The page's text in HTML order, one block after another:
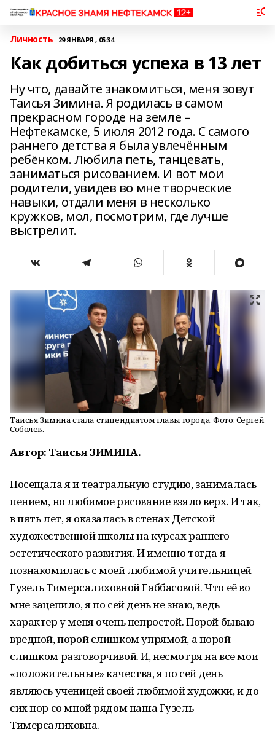
Личность 29 ЯНВАРЯ , 05:34
Как добиться успеха в 13 лет
Ну что, давайте знакомиться, меня зовут
Таисья Зимина. Я родилась в самом
прекрасном городе на земле –
Нефтекамске, 5 июля 2012 года. С самого
раннего детства я была увлечённым
ребёнком. Любила петь, танцевать,
заниматься рисованием. И вот мои
родители, увидев во мне творческие
навыки, отдали меня в несколько
кружков, мол, посмотрим, где лучше
выстрелит.
Таисья Зимина стала стипендиатом главы города. Фото: Сергей
Соболев.
Автор: Таисья ЗИМИНА.
Посещала я и театральную студию, занималась
пением, но любимое рисование взяло верх. И так,
в пять лет, я оказалась в стенах Детской
художественной школы на курсах раннего
эстетического развития. И именно тогда я
познакомилась с моей любимой учительницей
Гузель Тимерсалиховной Габбасовой. Что её во
мне зацепило, я по сей день не знаю, ведь
характер у меня очень непростой. Порой бываю
вредной, порой слишком упрямой, а порой
слишком разговорчивой. И, несмотря на все мои
«положительные» качества, я по сей день
являюсь ученицей своей любимой художки, и до
сих пор со мной рядом наша Гузель
Тимерсалиховна.